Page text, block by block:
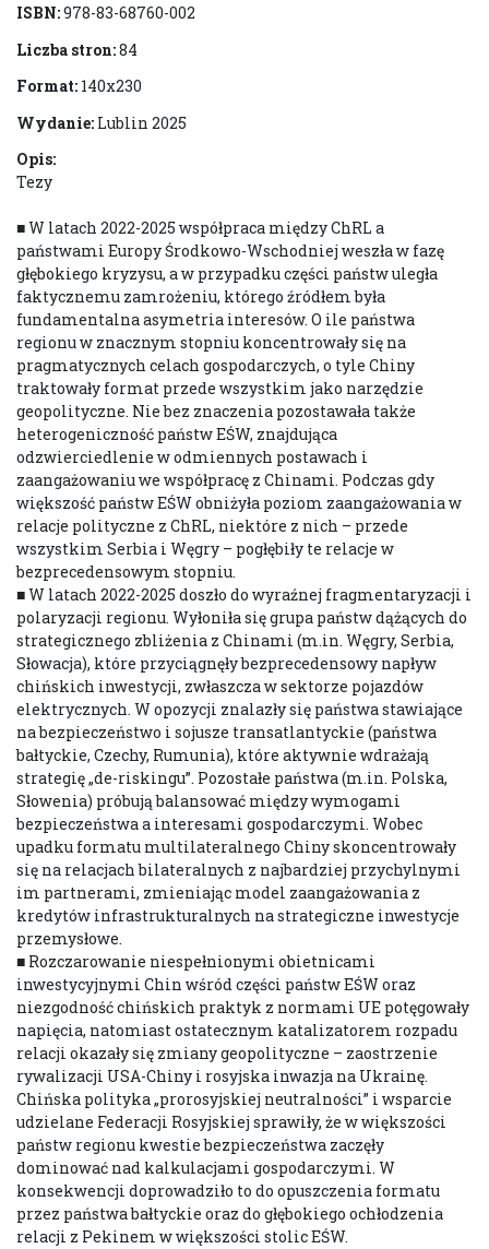
ISBN:978-83-68760-002
Liczba stron:84
Format: 140x230
Wydanie: Lublin 2025
Opis:
Tezy
■ W latach 2022-2025 współpraca między ChRL a
państwami Europy Środkowo-Wschodniej weszła w fazę
głębokiego kryzysu, a w przypadku części państw uległa
faktycznemu zamrożeniu, którego źródłem była
fundamentalna asymetria interesów. O ile państwa
regionu w znacznym stopniu koncentrowały się na
pragmatycznych celach gospodarczych, o tyle Chiny
traktowały format przede wszystkim jako narzędzie
geopolityczne. Nie bez znaczenia pozostawała także
heterogeniczność państw EŚW, znajdująca
odzwierciedlenie w odmiennych postawach i
zaangażowaniu we współpracę z Chinami. Podczas gdy
większość państw EŚW obniżyła poziom zaangażowania w
relacje polityczne z ChRL, niektóre z nich – przede
wszystkim Serbia i Węgry – pogłębiły te relacje w
bezprecedensowym stopniu.
■ W latach 2022-2025 doszło do wyraźnej fragmentaryzacji i
polaryzacji regionu. Wyłoniła się grupa państw dążących do
strategicznego zbliżenia z Chinami (m.in. Węgry, Serbia,
Słowacja), które przyciągnęły bezprecedensowy napływ
chińskich inwestycji, zwłaszcza w sektorze pojazdów
elektrycznych. W opozycji znalazły się państwa stawiające
na bezpieczeństwo i sojusze transatlantyckie (państwa
bałtyckie, Czechy, Rumunia), które aktywnie wdrażają
strategię „de-riskingu”. Pozostałe państwa (m.in. Polska,
Słowenia) próbują balansować między wymogami
bezpieczeństwa a interesami gospodarczymi. Wobec
upadku formatu multilateralnego Chiny skoncentrowały
się na relacjach bilateralnych z najbardziej przychylnymi
im partnerami, zmieniając model zaangażowania z
kredytów infrastrukturalnych na strategiczne inwestycje
przemysłowe.
■ Rozczarowanie niespełnionymi obietnicami
inwestycyjnymi Chin wśród części państw EŚW oraz
niezgodność chińskich praktyk z normami UE potęgowały
napięcia, natomiast ostatecznym katalizatorem rozpadu
relacji okazały się zmiany geopolityczne – zaostrzenie
rywalizacji USA-Chiny i rosyjska inwazja na Ukrainę.
Chińska polityka „prorosyjskiej neutralności” i wsparcie
udzielane Federacji Rosyjskiej sprawiły, że w większości
państw regionu kwestie bezpieczeństwa zaczęły
dominować nad kalkulacjami gospodarczymi. W
konsekwencji doprowadziło to do opuszczenia formatu
przez państwa bałtyckie oraz do głębokiego ochłodzenia
relacji z Pekinem w większości stolic EŚW.